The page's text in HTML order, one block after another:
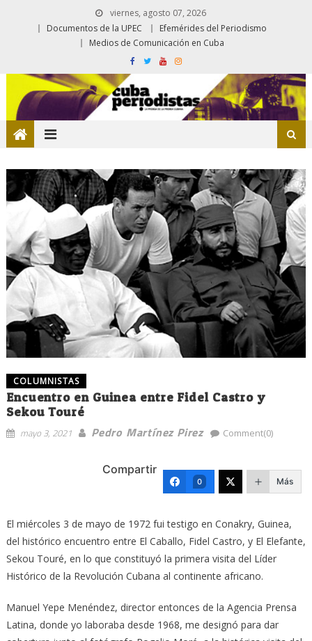
viernes, agosto 07, 2026
Documentos de la UPEC
Efemérides del Periodismo
Medios de Comunicación en Cuba
COLUMNISTAS
Encuentro en Guinea entre Fidel Castro y
Sekou Touré
mayo 3, 2021 Pedro Martínez Pirez Comment(0)
Compartir
0 Más
El miércoles 3 de mayo de 1972 fui testigo en Conakry, Guinea,
del histórico encuentro entre El Caballo, Fidel Castro, y El Elefante,
Sekou Touré, en lo que constituyó la primera visita del Líder
Histórico de la Revolución Cubana al continente africano.
Manuel Yepe Menéndez, director entonces de la Agencia Prensa
Latina, donde yo laboraba desde 1968, me designó para dar